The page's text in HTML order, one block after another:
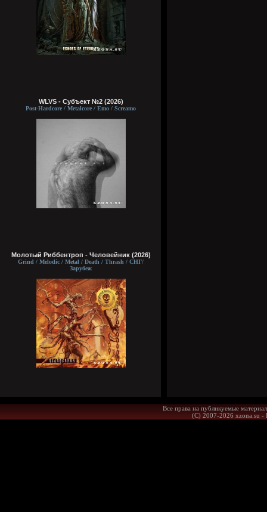
WLVS - Субъект №2 (2026)
Post-Hardcore / Metalcore / Emo / Screamo
Молотый Риббентроп - Человейник (2026)
Grind / Melodic / Metal / Death / Thrash / СНГ/
Зарубеж
Все права на публикуемые
(С) 2007-2026 xzona.su -